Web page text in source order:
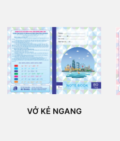
VỞ KẺ NGANG